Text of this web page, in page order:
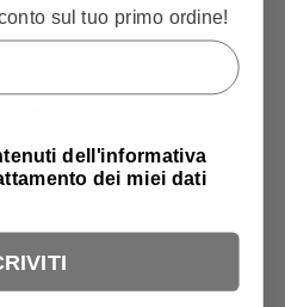
CORRELATI
sul tuo primo ordine!
dell'informativa
dei miei dati